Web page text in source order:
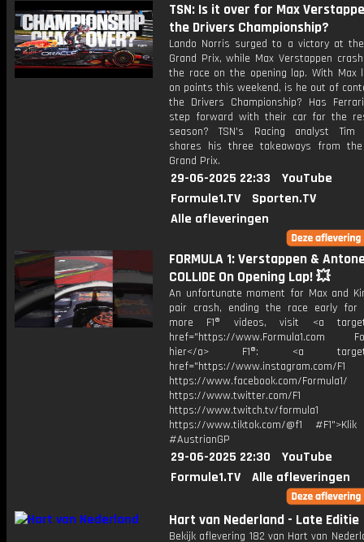
TSN: Is it over for Max
the Drivers Championship?
Lando Norris surged to a victory at
Grand Prix, while Max Verstappen
the race on the opening lap. With Max
on points this weekend, is he out of
the Drivers Championship? Has
step forward with their car for the
season? TSN's Racing analyst Tim
shares his three takeaways from
Grand Prix.
29-06-2025 22:33
YouTube
Formule1.TV
Sporten.TV
Alle afleveringen
FORMULA 1: Verstappen &
COLLIDE On Opening Lap! 💥
An unfortunate moment for Max and
pair crash, ending the race early for
more F1® videos, visit <a
href="https://www.Formula1.com
hier</a> F1®: <a
href="https://www.instagram.com/F1
https://www.facebook.com/Formula1/
https://www.twitter.com/F1
https://www.twitch.tv/formula1
https://www.tiktok.com/@f1
#AustrianGP
29-06-2025 22:30
YouTube
Formule1.TV
Alle afleveringen
Hart van Nederland - Late Editie
Bekijk aflevering 182 van Hart van